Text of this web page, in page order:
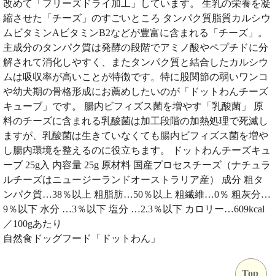
改めて「フリーズドライ加工」しています。 生乳の栄養を凝
縮させた「チーズ」のすごいところ タンパク質脂質カルシウ
ムビタミンAビタミンB2などが豊富に含まれる「チーズ」。
主成分のタンパク質は発酵の段階でアミノ酸やペプチドに分
解されて消化しやすく、またタンパク質と結合したカルシウ
ムは吸収率が高いことが特徴です。特に股関節の弱いワンコ
や幼犬期の骨格形成にお薦めしたいのが「ドットわんチーズ
キューブ」です。 腸内ビフィズス菌を増やす「乳酸菌」 原
料のチーズに含まれる乳酸菌は加工段階の加熱処理で死滅し
ますが、乳酸菌は生きていなくても腸内ビフィズス菌を増や
し腸内環境を整えるのに役立ちます。 ドットわんチーズキュ
ーブ 25g入 内容量 25g 原材料 国産プロセスチーズ（ナチュラ
ルチーズはニュージーランドオーストラリア産） 成分 粗タ
ンパク質…38％以上 粗脂肪…50％以上 粗繊維…0％ 粗灰分…
9％以下 水分 …3％以下 塩分 …2.3％以下 カロリー…609kcal
／100gあたり
自然食ドッグフード「ドットわん」
Top